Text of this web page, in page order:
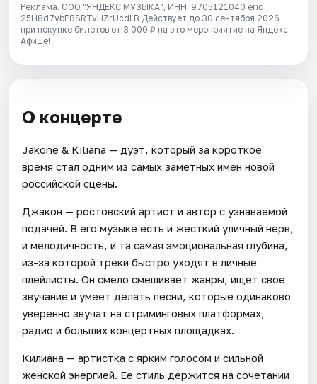
Реклама. ООО "ЯНДЕКС МУЗЫКА", ИНН: 9705121040 erid:
25H8d7vbP8SRTvHZrUcdLB Действует до 30 сентября 2026
при покупке билетов от 3 000 ₽ на это мероприятие на Яндекс
Афише!
О концерте
Jakone & Kiliana — дуэт, который за короткое
время стал одним из самых заметных имен новой
российской сцены.
Джакон — ростовский артист и автор с узнаваемой
подачей. В его музыке есть и жесткий уличный нерв,
и мелодичность, и та самая эмоциональная глубина,
из-за которой треки быстро уходят в личные
плейлисты. Он смело смешивает жанры, ищет свое
звучание и умеет делать песни, которые одинаково
уверенно звучат на стриминговых платформах,
радио и больших концертных площадках.
Килиана — артистка с ярким голосом и сильной
женской энергией. Ее стиль держится на сочетании